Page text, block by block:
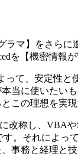
マ】をさら
を【機密情報
て、安定性
当に使いた
この理想を実現
称し、VBA
。それによ
事務と経理と